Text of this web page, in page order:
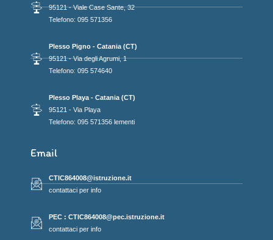
95121 - Viale Case Sante, 32
Telefono: 095 571356
Plesso Pigno - Catania (CT)
95121 - Via degli Agrumi, 1
Telefono: 095 574640
Plesso Playa - Catania (CT)
95121 - Via Playa
Telefono: 095 571356 lementi
Email
CTIC864008@istruzione.it
contattaci per info
PEC : CTIC864008@pec.istruzione.it
contattaci per info